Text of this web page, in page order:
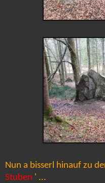
Nun a bisserl hinauf zu
Stuben ' ...